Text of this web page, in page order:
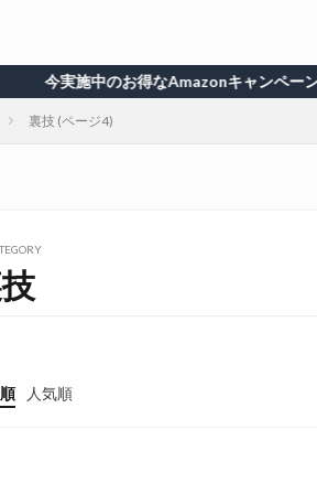
今実施中のお得なAmazonキャンペーン一
裏技 (ページ4)
人気順